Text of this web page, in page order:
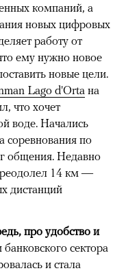
компаний, а
новых цифровых
работу от
ему нужно новое
новые цели.
Lago d'Ortaна
что хочет
воде. Начались
соревнования по
общения. Недавно
14 км —
дистанций
про удобство и
сектора
и стала